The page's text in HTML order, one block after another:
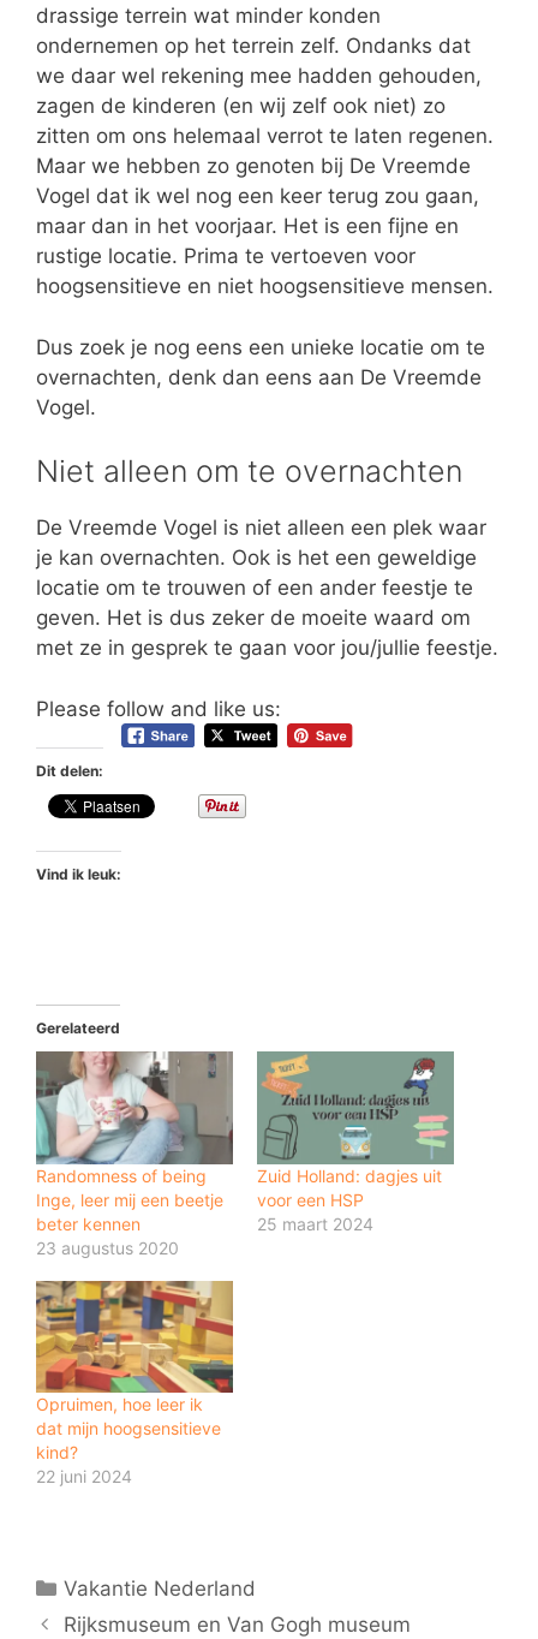
drassige terrein wat minder konden
ondernemen op het terrein zelf. Ondanks dat
we daar wel rekening mee hadden gehouden,
zagen de kinderen (en wij zelf ook niet) zo
zitten om ons helemaal verrot te laten regenen.
Maar we hebben zo genoten bij De Vreemde
Vogel dat ik wel nog een keer terug zou gaan,
maar dan in het voorjaar. Het is een fijne en
rustige locatie. Prima te vertoeven voor
hoogsensitieve en niet hoogsensitieve mensen.
Dus zoek je nog eens een unieke locatie om te
overnachten, denk dan eens aan De Vreemde
Vogel.
Niet alleen om te overnachten
De Vreemde Vogel is niet alleen een plek waar
je kan overnachten. Ook is het een geweldige
locatie om te trouwen of een ander feestje te
geven. Het is dus zeker de moeite waard om
met ze in gesprek te gaan voor jou/jullie feestje.
Please follow and like us:
Dit delen:
Vind ik leuk:
Gerelateerd
Randomness of being
Inge, leer mij een beetje
beter kennen
23 augustus 2020
Zuid Holland: dagjes uit
voor een HSP
25 maart 2024
Opruimen, hoe leer ik
dat mijn hoogsensitieve
kind?
22 juni 2024
Categorieën
Vakantie Nederland
Rijksmuseum en Van Gogh museum